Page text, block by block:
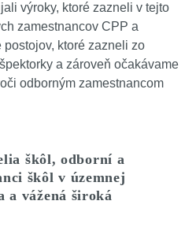
výroky, ktoré zazneli v tejto
zamestnancov CPP a
ktoré zazneli zo
a zároveň očakávame
odborným zamestnancom
škôl, odborní a
škôl v územnej
a vážená široká